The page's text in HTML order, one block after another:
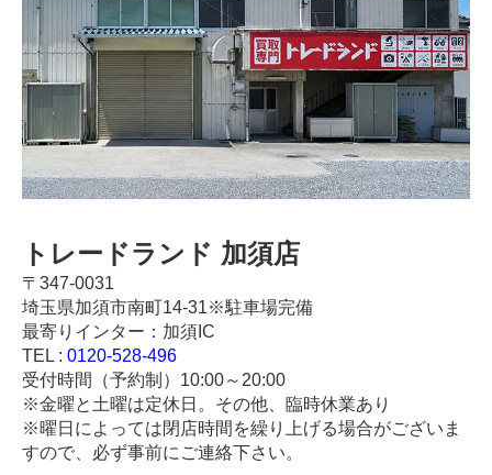
トレードランド 加須店
〒347-0031
埼玉県加須市南町14-31※駐車場完備
最寄りインター：加須IC
TEL : 0120-528-496
受付時間（予約制）10:00～20:00
※金曜と土曜は定休日。その他、臨時休業あり
※曜日によっては閉店時間を繰り上げる場合がございま
すので、必ず事前にご連絡下さい。